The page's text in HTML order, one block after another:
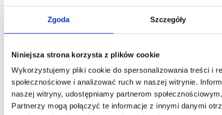
Zgoda Szczegóły
Niniejsza strona korzysta z plików cookie
Wykorzystujemy pliki cookie do spersonalizowania treści i
społecznościowe i analizować ruch w naszej witrynie.
naszej witryny, udostępniamy partnerom
Partnerzy mogą połączyć te informacje z innymi danymi